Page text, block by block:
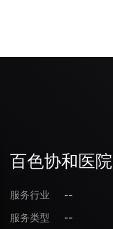
百色协和医院
服务行业
--
服务类型
--